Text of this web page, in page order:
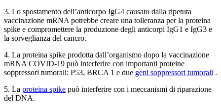
3. Lo spostamento dell’anticorpo IgG4 causato dalla ripetuta
vaccinazione mRNA potrebbe creare una tolleranza per la proteina
spike e compromettere la produzione degli anticorpi IgG1 e IgG3 e
la sorveglianza del cancro.
4. La proteina spike prodotta dall’organismo dopo la vaccinazione
mRNA COVID-19 può interferire con importanti proteine ​​
soppressori tumorali: P53, BRCA 1 e due geni soppressori tumorali .
5. La proteina spike può interferire con i meccanismi di riparazione
del DNA.